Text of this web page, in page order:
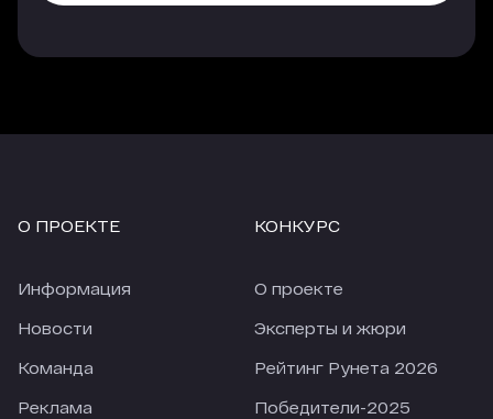
перед карантином). По отдельным источникам
снизилось только на 18,28%. В текущих реалиях
это просто прекрасный показатель.
О ПРОЕКТЕ
Информация
Новости
Команда
Реклама
КОНКУРС
О проекте
Эксперты и жюри
Рейтинг Рунета 2026
Победители-2025